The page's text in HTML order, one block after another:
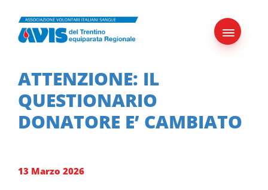
Skip
content
ATTENZIONE: IL
QUESTIONARIO
DONATORE E’ CAMBIATO
13 Marzo 2026